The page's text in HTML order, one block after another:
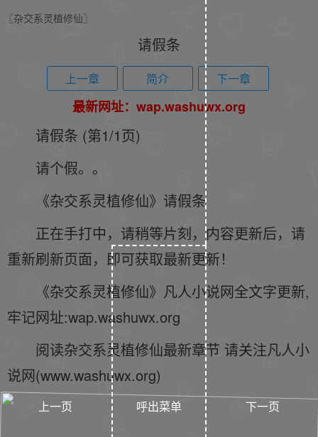
〖杂交系灵植修仙〗
请假条
上一章 简介 下一章
最新网址：wap.washuwx.org
请假条 (第1/1页)
请个假。。
《杂交系灵植修仙》请假条
正在手打中，请稍等片刻，内容更新后，请
重新刷新页面，即可获取最新更新！
《杂交系灵植修仙》凡人小说网全文字更新,
牢记网址:wap.washuwx.org
阅读杂交系灵植修仙最新章节 请关注凡人小
说网(www.washuwx.org)
上一页 下一页
呼出菜单